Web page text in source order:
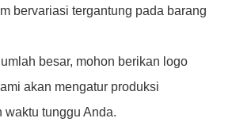
bervariasi tergantung pada barang
besar, mohon berikan logo
akan mengatur produksi
waktu tunggu Anda.